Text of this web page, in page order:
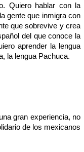
Quiero hablar con la
gente que inmigra con
que sobrevive y crea
del que conoce la
aprender la lengua
la lengua Pachuca.
gran experiencia, no
de los mexicanos